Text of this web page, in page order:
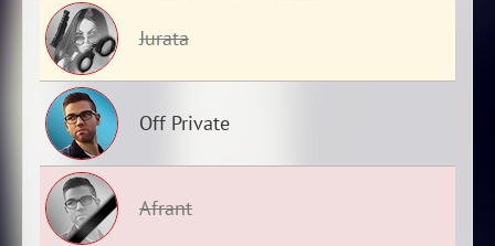
Jurata
Off Private
Afrant